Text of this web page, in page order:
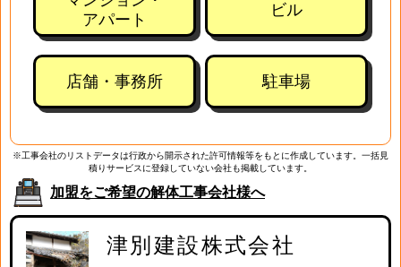
アパート
ビル
店舗・事務所 駐車場
※工事会社のリストデータは行政から開示された許可情報等をもとに作成しています。一括見
積りサービスに登録していない会社も掲載しています。
加盟をご希望の解体工事会社様へ
津別建設株式会社